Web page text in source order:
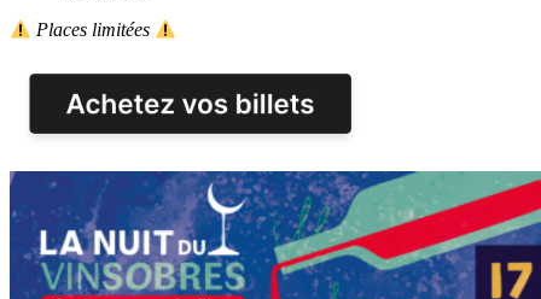
Places limitées